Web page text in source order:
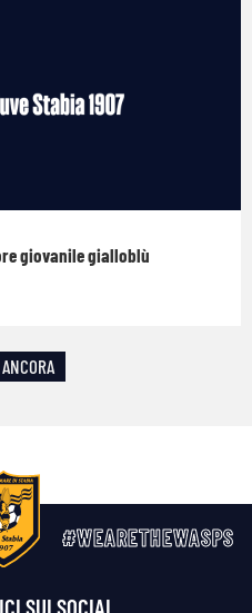
giovanile gialloblù
#WEARETHEWASPS
SUI SOCIAL